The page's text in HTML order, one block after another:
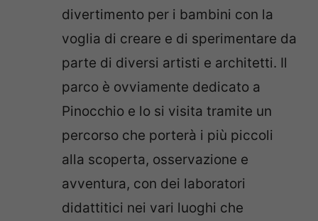
divertimento per i bambini con la
voglia di creare e di sperimentare da
parte di diversi artisti e architetti. Il
parco è ovviamente dedicato a
Pinocchio e lo si visita tramite un
percorso che porterà i più piccoli
alla scoperta, osservazione e
avventura, con dei laboratori
didattitici nei vari luoghi che